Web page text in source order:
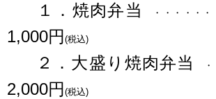
１．焼肉弁当 ・・・・・・
1,000円 (税込)
２．大盛り焼肉弁当 ・
2,000円 (税込)